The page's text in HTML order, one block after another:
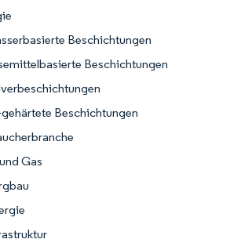
Beschichtungen
Beschichtungen
gehärtete Beschichtungen
Gas